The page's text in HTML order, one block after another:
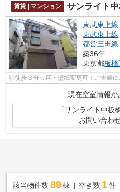
賃貸 | マンション サンライト
東武東上線
東武東上線
都営三田線
築36年
東京都板橋
駅徒歩３分☆床・壁紙変更可！ご夫婦に
現在空室情報が
「サンライト中
お問い合わ
該当物件数 89棟 空き数 1 件